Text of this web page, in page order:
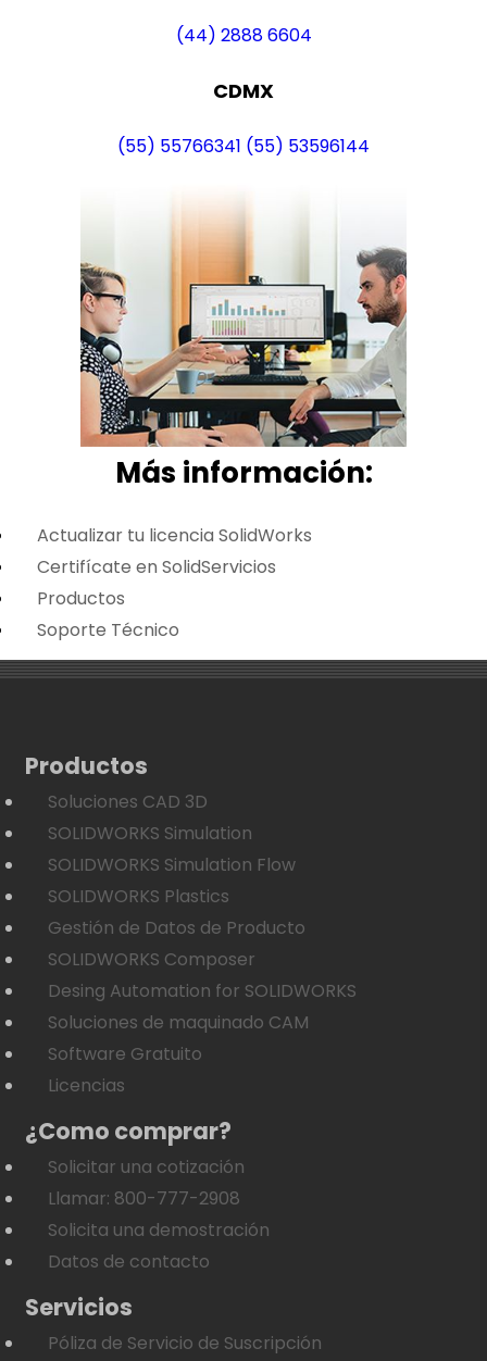
(44) 2888 6604
CDMX
(55) 55766341 (55) 53596144
Más información:
Actualizar tu licencia SolidWorks
Certifícate en SolidServicios
Productos
Soporte Técnico
Productos
Soluciones CAD 3D
SOLIDWORKS Simulation
SOLIDWORKS Simulation Flow
SOLIDWORKS Plastics
Gestión de Datos de Producto
SOLIDWORKS Composer
Desing Automation for SOLIDWORKS
Soluciones de maquinado CAM
Software Gratuito
Licencias
¿Como comprar?
Solicitar una cotización
Llamar: 800-777-2908
Solicita una demostración
Datos de contacto
Servicios
Póliza de Servicio de Suscripción